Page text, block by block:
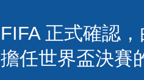
FIFA 正式確認
擔任世界盃決賽